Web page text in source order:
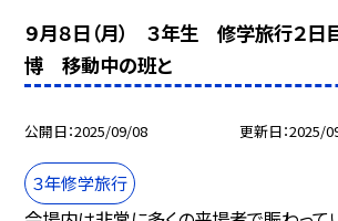
９月８日（月） ３年生 修学旅行２
博 移動中の班と
公開日 2025/09/08 更新日 2025/
３年修学旅行